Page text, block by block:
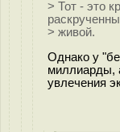
> Тот - это
> живой.
Однако у
миллиарды,
увлечения